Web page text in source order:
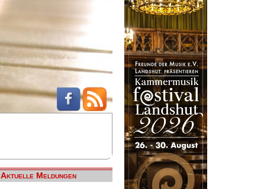
Aktuelle Meldungen